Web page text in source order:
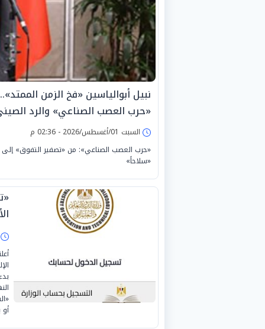
نبيل أبوالياسين «فخ الزمن
«حرب العصب الصناعي» والرد
السبت 01/أغسطس/2026 - 02:36 م
«حرب العصب الصناعي»: من «تصفير التفوق» إلى
«سلاحاً»